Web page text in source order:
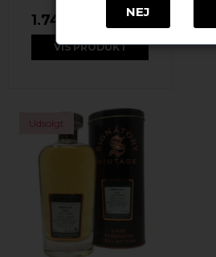
1.749,00 DKK
VIS PRODUKT
Udsolgt
NEJ